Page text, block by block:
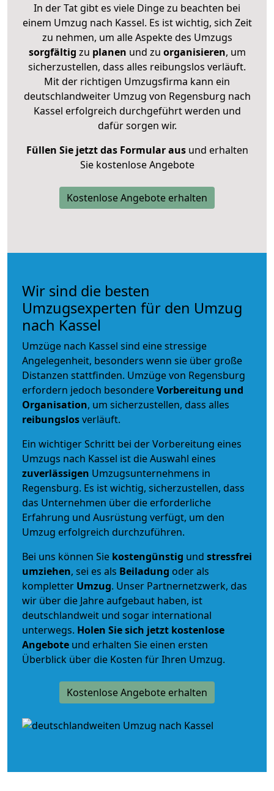
In der Tat gibt es viele Dinge zu beachten bei
einem Umzug nach Kassel. Es ist wichtig, sich Zeit
zu nehmen, um alle Aspekte des Umzugs
sorgfältig zu planen und zu organisieren, um
sicherzustellen, dass alles reibungslos verläuft.
Mit der richtigen Umzugsfirma kann ein
deutschlandweiter Umzug von Regensburg nach
Kassel erfolgreich durchgeführt werden und
dafür sorgen wir.
Füllen Sie jetzt das Formular ausund erhalten
Sie kostenlose Angebote
Kostenlose Angebote erhalten
Wir sind die besten
Umzugsexperten für den Umzug
nach Kassel
Umzüge nach Kassel sind eine stressige
Angelegenheit, besonders wenn sie über große
Distanzen stattfinden. Umzüge von Regensburg
erfordern jedoch besondereVorbereitung und
Organisation, um sicherzustellen, dass alles
reibungslosverläuft.
Ein wichtiger Schritt bei der Vorbereitung eines
Umzugs nach Kassel ist die Auswahl eines
zuverlässigen Umzugsunternehmens in
Regensburg. Es ist wichtig, sicherzustellen, dass
das Unternehmen über die erforderliche
Erfahrung und Ausrüstung verfügt, um den
Umzug erfolgreich durchzuführen.
Bei uns können Sie kostengünstig und stressfrei
umziehen, sei es als Beiladung oder als
kompletter Umzug. Unser Partnernetzwerk, das
wir über die Jahre aufgebaut haben, ist
deutschlandweit und sogar international
unterwegs. Holen Sie sich jetzt kostenlose
Angebote und erhalten Sie einen ersten
Überblick über die Kosten für Ihren Umzug.
Kostenlose Angebote erhalten